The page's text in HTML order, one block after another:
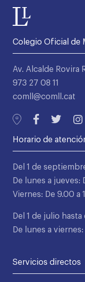
Colegio Oficial de
Av. Alcalde Rovira
973 27 08 11
comll@comll.cat
Horario de
Del 1 de
De lunes a jueves:
Viernes: De 9.00 a
Del 1 de julio hasta
De lunes a
Servicios directos